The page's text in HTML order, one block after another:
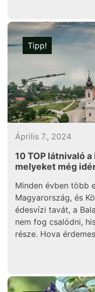
Tipp!
Április 7., 2024
10 TOP látnivaló
melyeket még
Minden évben több
Magyarország, és
édesvízi tavát, a
nem fog csalódni,
része. Hova